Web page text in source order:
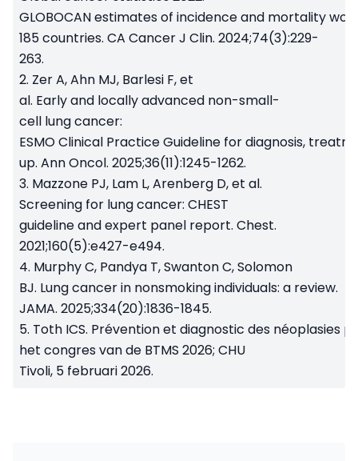
GLOBOCAN estimates of incidence and mortality
185 countries. CA Cancer J Clin. 2024;74(3):229-
263.
2. Zer A, Ahn MJ, Barlesi F, et
al. Early and locally advanced non-small-
cell lung cancer:
ESMO Clinical Practice Guideline for diagnosis,
up. Ann Oncol. 2025;36(11):1245-1262.
3. Mazzone PJ, Lam L, Arenberg D, et al.
Screening for lung cancer: CHEST
guideline and expert panel report. Chest.
2021;160(5):e427-e494.
4. Murphy C, Pandya T, Swanton C, Solomon
BJ. Lung cancer in nonsmoking individuals: a review.
JAMA. 2025;334(20):1836-1845.
5. Toth ICS. Prévention et diagnostic des néoplasies
het congres van de BTMS 2026; CHU
Tivoli, 5 februari 2026.